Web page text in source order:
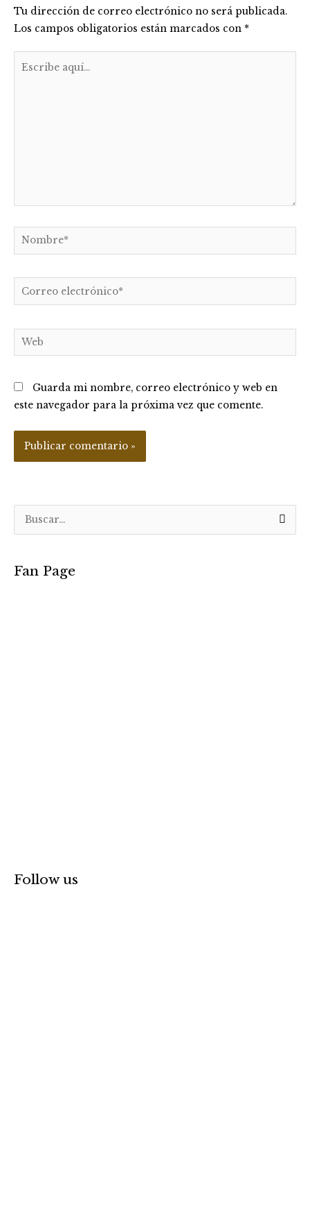
Tu dirección de correo electrónico no será publicada.
Los campos obligatorios están marcados con *
Nombre*
Correo
electrónico*
Web
Guarda mi nombre, correo electrónico y web en
este navegador para la próxima vez que comente.
c
Fan Page
Follow us